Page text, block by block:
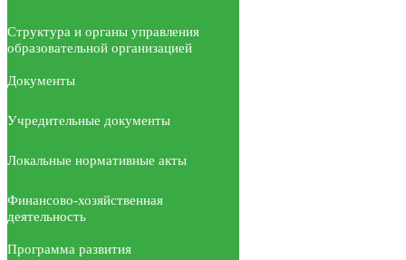
Структура и органы управления
образовательной организацией
Документы
Учредительные документы
Локальные нормативные акты
Финансово-хозяйственная
деятельность
Программа развития